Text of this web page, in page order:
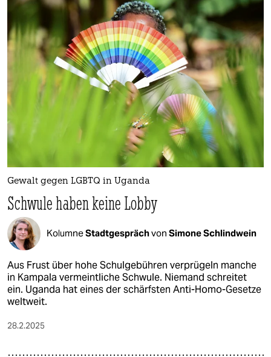
epaper login
Gewalt gegen LGBTQ in Uganda
Schwule haben keine Lobby
KolumneStadtgesprächvon Simone Schlindwein
Aus Frust über hohe Schulgebühren verprügeln manche
in Kampala vermeintliche Schwule. Niemand schreitet
ein. Uganda hat eines der schärfsten Anti-Homo-Gesetze
weltweit.
28.2.2025